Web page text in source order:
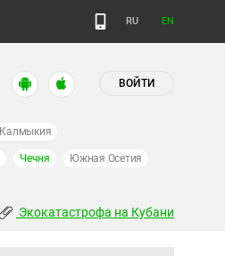
RU EN
ВОЙТИ
Калмыкия
Чечня Южная Осетия
Экокатастрофа на Кубани